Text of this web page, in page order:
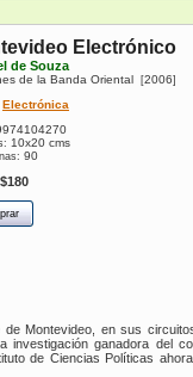
Electrónico
de Souza
de la Banda Oriental [2006]
Electrónica
10x20 cms
90
$180
Montevideo, en sus
ganadora del
de Ciencias Políticas